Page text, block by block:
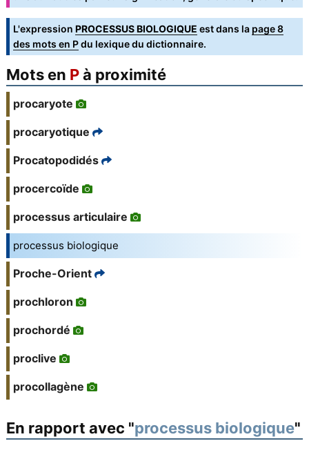
L'expression PROCESSUS BIOLOGIQUE est dans la page 8
des mots en Pdu lexique du dictionnaire.
Mots en Pà proximité
procaryote
procaryotique
Procatopodidés
procercoïde
processus articulaire
processus biologique
Proche-Orient
prochloron
prochordé
proclive
procollagène
En rapport avec "processus biologique"